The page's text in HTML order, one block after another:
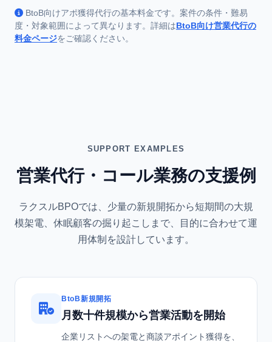
BtoB向けアポ獲得代行の基本料金です。案件の条件・難易
度・対象範囲によって異なります。詳細はBtoB向け営業代行の
料金ページをご確認ください。
SUPPORT EXAMPLES
営業代行・コール業務の支援例
ラクスルBPOでは、少量の新規開拓から短期間の大規
模架電、休眠顧客の掘り起こしまで、目的に合わせて運
用体制を設計しています。
BtoB新規開拓
月数十件規模から営業活動を開始
企業リストへの架電と商談アポイント獲得を、